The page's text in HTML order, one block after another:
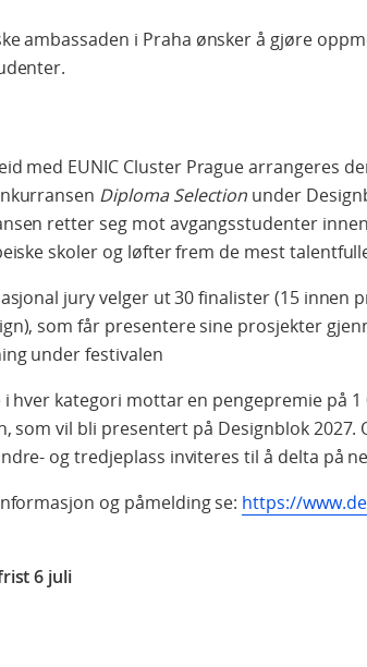
ambassaden i Praha ønsker å gjøre
med EUNIC Cluster Prague arrangeres
Diploma Selection under
retter seg mot avgangsstudenter
skoler og løfter frem de mest
jury velger ut 30 finalister (15 innen
som får presentere sine prosjekter
under festivalen
hver kategori mottar en pengepremie på 1
som vil bli presentert på Designblok 2027.
og tredjeplass inviteres til å delta på
og påmelding se: https://
6 juli